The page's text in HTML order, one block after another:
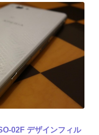
02F デザインフィル